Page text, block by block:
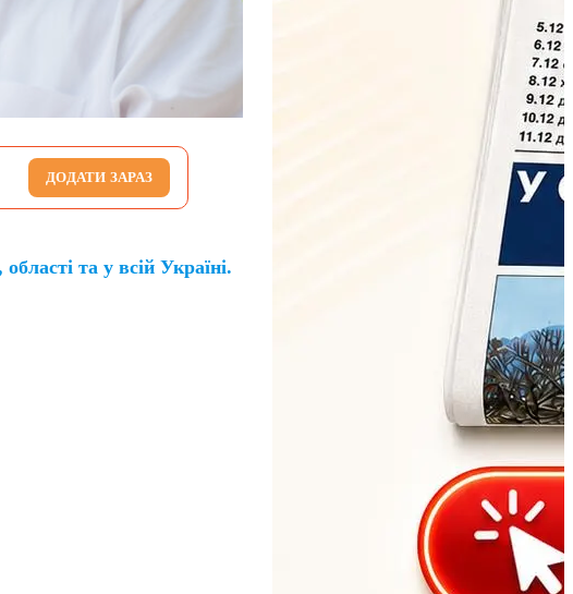
ДОДАТИ ЗАРАЗ
та у всій Україні.